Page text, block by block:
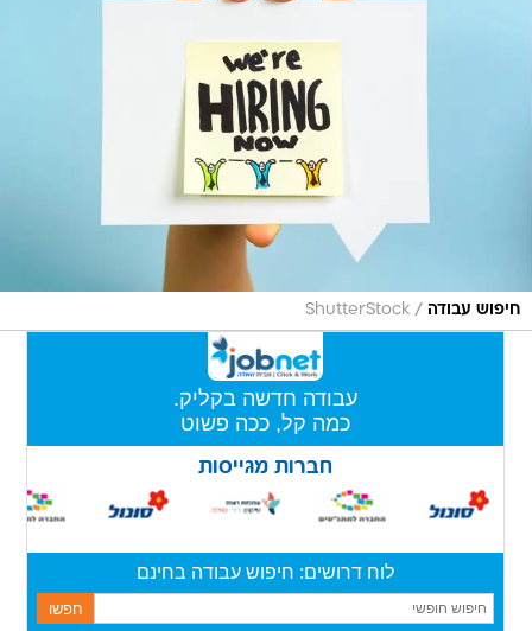
חיפוש עבודה /
ShutterStock